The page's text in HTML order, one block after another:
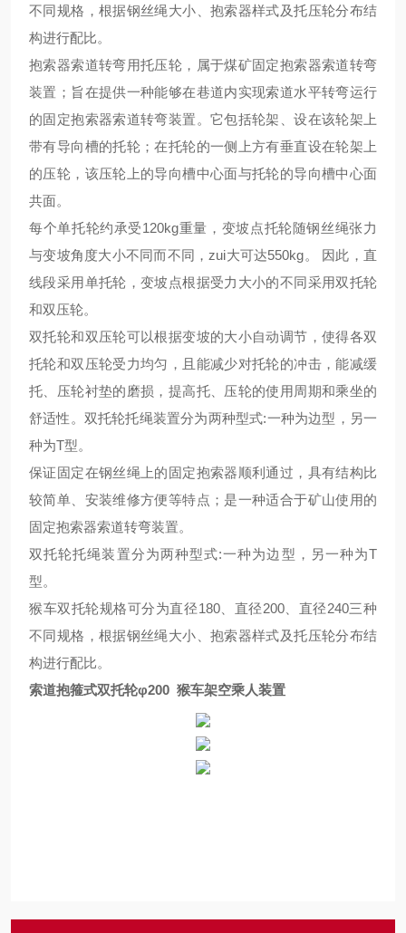
不同规格，根据钢丝绳大小、抱索器样式及托压轮分布结
构进行配比。
抱索器索道转弯用托压轮，属于煤矿固定抱索器索道转弯
装置；旨在提供一种能够在巷道内实现索道水平转弯运行
的固定抱索器索道转弯装置。它包括轮架、设在该轮架上
带有导向槽的托轮；在托轮的一侧上方有垂直设在轮架上
的压轮，该压轮上的导向槽中心面与托轮的导向槽中心面
共面。
每个单托轮约承受120kg重量 ， 变坡点托轮随钢丝绳张力
与变坡角度大小不同而不同 ， zui大可达550kg。 因此，直
线段采用单托轮，变坡点根据受力大小的不同采用双托轮
和双压轮。
双托轮和双压轮可以根据变坡的大小自动调节 ， 使得各双
托轮和双压轮受力均匀，且能减少对托轮的冲击，能减缓
托、压轮衬垫的磨损，提高托、压轮的使用 周期和乘坐的
舒适性。双托轮托绳装置分为两种型式:一种为边型 ，另一
种为T型。
保证固定在钢丝绳上的固定抱索器顺利通过，具有结构比
较简单、安装维修方便等特点；是一种适合于矿山使用的
固定抱索器索道转弯装置。
双托轮托绳装置分为两种型式:一种为边型 ，另一种为T
型。
猴车双托轮规格可分为直径180、 直径200、 直径240三种
不同规格，根据钢丝绳大小、抱索器样式及托压轮分布结
构进行配比。
索道抱箍式双托轮φ200 猴车架空乘人装置